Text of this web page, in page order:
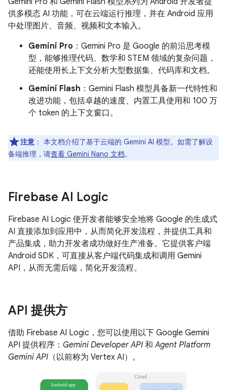
供多模态 AI 功能，可在云端运行推理，并在 Android 应用
中处理图片、音频、视频和文本输入。
Gemini Pro ：Gemini Pro 是 Google 的前沿思考模
型，能够推理代码、数学和 STEM 领域的复杂问题，
还能使用长上下文分析大型数据集、代码库和文档。
Gemini Flash ：Gemini Flash 模型具备新一代特性和
改进功能，包括卓越的速度、内置工具使用和 100 万
个 token 的上下文窗口。
注意 ： 本文档介绍了基于云端的 Gemini AI 模型。如需了解设
备端推理，请查看 Gemini Nano 文档。
Firebase AI Logic
Firebase AI Logic 使开发者能够安全地将 Google 的生成式
AI 直接添加到应用中，从而简化开发流程，并提供工具和
产品集成，助力开发者成功做好生产准备。它提供客户端
Android SDK，可直接从客户端代码集成和调用 Gemini
API，从而无需后端，简化开发流程。
API 提供方
借助 Firebase AI Logic，您可以使用以下 Google Gemini
API 提供程序： Gemini Developer API 和Agent Platform
Gemini API （以前称为 Vertex AI）。